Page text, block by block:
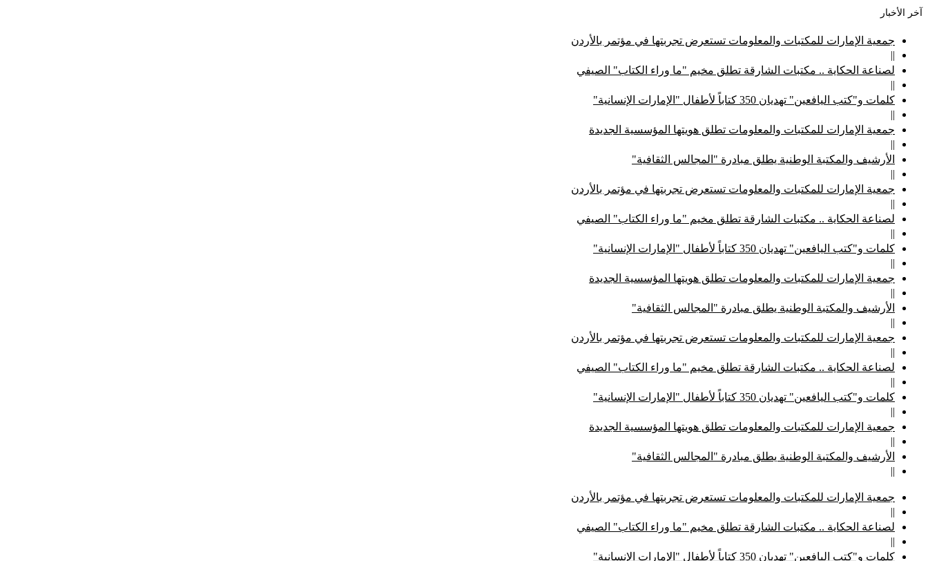
آخر الأخبار
جمعية الإمارات للمكتبات والمعلومات تستعرض تجربتها في مؤتمر بالأردن
||
لصناعة الحكاية .. مكتبات الشارقة تطلق مخيم "ما وراء الكتاب" الصيفي
||
كلمات و"كتب اليافعين" تهديان 350 كتاباً لأطفال "الإمارات الإنسانية"
||
جمعية الإمارات للمكتبات والمعلومات تطلق هويتها المؤسسية الجديدة
||
الأرشيف والمكتبة الوطنية يطلق مبادرة "المجالس الثقافية"
||
جمعية الإمارات للمكتبات والمعلومات تستعرض تجربتها في مؤتمر بالأردن
||
لصناعة الحكاية .. مكتبات الشارقة تطلق مخيم "ما وراء الكتاب" الصيفي
||
كلمات و"كتب اليافعين" تهديان 350 كتاباً لأطفال "الإمارات الإنسانية"
||
جمعية الإمارات للمكتبات والمعلومات تطلق هويتها المؤسسية الجديدة
||
الأرشيف والمكتبة الوطنية يطلق مبادرة "المجالس الثقافية"
||
جمعية الإمارات للمكتبات والمعلومات تستعرض تجربتها في مؤتمر بالأردن
||
لصناعة الحكاية .. مكتبات الشارقة تطلق مخيم "ما وراء الكتاب" الصيفي
||
كلمات و"كتب اليافعين" تهديان 350 كتاباً لأطفال "الإمارات الإنسانية"
||
جمعية الإمارات للمكتبات والمعلومات تطلق هويتها المؤسسية الجديدة
||
الأرشيف والمكتبة الوطنية يطلق مبادرة "المجالس الثقافية"
||
جمعية الإمارات للمكتبات والمعلومات تستعرض تجربتها في مؤتمر بالأردن
||
لصناعة الحكاية .. مكتبات الشارقة تطلق مخيم "ما وراء الكتاب" الصيفي
||
كلمات و"كتب اليافعين" تهديان 350 كتاباً لأطفال "الإمارات الإنسانية"